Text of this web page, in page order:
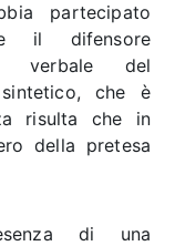
partecipato
il difensore
verbale del
che è
risulta che in
della pretesa
di una